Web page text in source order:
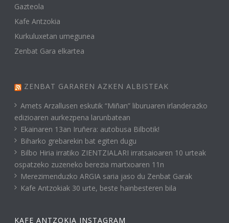
Gazteola
Kafe Antzokia
Kurkuluxetan umegunea
Zenbat Gara elkartea
ZENBAT GARAREN AZKEN ALBISTEAK
Amets Arzallusen eskutik “Miñan” liburuaren irlanderazko
edizioaren aurkezpena larunbatean
Ekainaren 13an Iruñera: autobusa Bilbotik!
Biharko grebarekin bat egiten dugu
Bilbo Hiria irratiko ZIENTZIALARI irratsaioaren 10 urteak
ospatzeko zuzeneko berezia martxoaren 11n
Merezimenduzko ARGIA saria jaso du Zenbat Garak
Kafe Antzokiak 30 urte, beste hainbesteren bila
KAFE ANTZOKIA INSTAGRAM